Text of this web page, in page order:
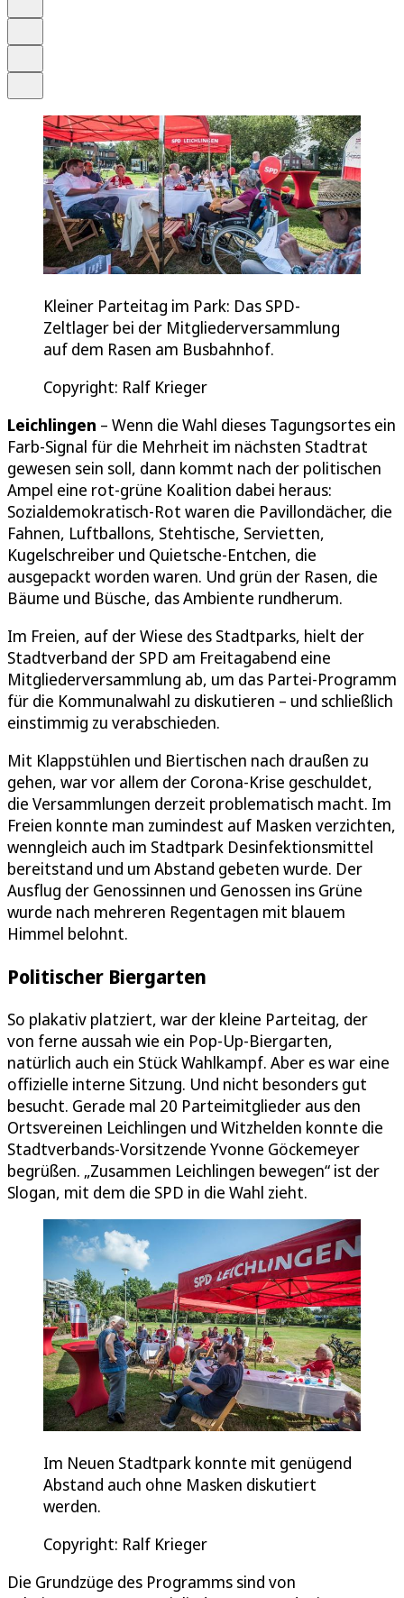
Kleiner Parteitag im Park: Das SPD-
Zeltlager bei der Mitgliederversammlung
auf dem Rasen am Busbahnhof.
Copyright: Ralf Krieger
Leichlingen – Wenn die Wahl dieses Tagungsortes ein
Farb-Signal für die Mehrheit im nächsten Stadtrat
gewesen sein soll, dann kommt nach der politischen
Ampel eine rot-grüne Koalition dabei heraus:
Sozialdemokratisch-Rot waren die Pavillondächer, die
Fahnen, Luftballons, Stehtische, Servietten,
Kugelschreiber und Quietsche-Entchen, die
ausgepackt worden waren. Und grün der Rasen, die
Bäume und Büsche, das Ambiente rundherum.
Im Freien, auf der Wiese des Stadtparks, hielt der
Stadtverband der SPD am Freitagabend eine
Mitgliederversammlung ab, um das Partei-Programm
für die Kommunalwahl zu diskutieren – und schließlich
einstimmig zu verabschieden.
Mit Klappstühlen und Biertischen nach draußen zu
gehen, war vor allem der Corona-Krise geschuldet,
die Versammlungen derzeit problematisch macht. Im
Freien konnte man zumindest auf Masken verzichten,
wenngleich auch im Stadtpark Desinfektionsmittel
bereitstand und um Abstand gebeten wurde. Der
Ausflug der Genossinnen und Genossen ins Grüne
wurde nach mehreren Regentagen mit blauem
Himmel belohnt.
Politischer Biergarten
So plakativ platziert, war der kleine Parteitag, der
von ferne aussah wie ein Pop-Up-Biergarten,
natürlich auch ein Stück Wahlkampf. Aber es war eine
offizielle interne Sitzung. Und nicht besonders gut
besucht. Gerade mal 20 Parteimitglieder aus den
Ortsvereinen Leichlingen und Witzhelden konnte die
Stadtverbands-Vorsitzende Yvonne Göckemeyer
begrüßen. „Zusammen Leichlingen bewegen“ ist der
Slogan, mit dem die SPD in die Wahl zieht.
Im Neuen Stadtpark konnte mit genügend
Abstand auch ohne Masken diskutiert
werden.
Copyright: Ralf Krieger
Die Grundzüge des Programms sind von